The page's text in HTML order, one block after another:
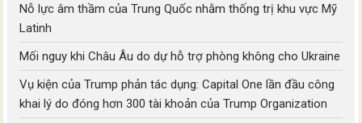
Nỗ lực âm thầm của Trung Quốc nhằm thống trị khu vực Mỹ
Latinh
Mối nguy khi Châu Âu do dự hỗ trợ phòng không cho Ukraine
Vụ kiện của Trump phản tác dụng: Capital One lần đầu công
khai lý do đóng hơn 300 tài khoản của Trump Organization